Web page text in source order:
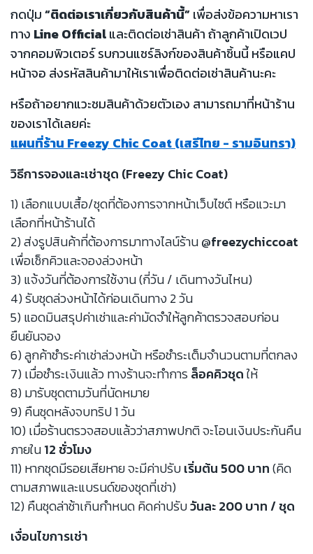
กดปุ่ม“ติดต่อเราเกี่ยวกับสินค้านี้”เพื่อส่งข้อความหาเรา
ทาง Line Officialและติดต่อเช่าสินค้า ถ้าลูกค้าเปิดเวป
จากคอมพิวเตอร์ รบกวนแชร์ลิงก์ของสินค้าชิ้นนี้ หรือแคป
หน้าจอ ส่งรหัสสินค้ามาให้เราเพื่อติดต่อเช่าสินค้านะคะ
หรือถ้าอยากแวะชมสินค้าด้วยตัวเอง สามารถมาที่หน้าร้าน
ของเราได้เลยค่ะ
แผนที่ร้าน Freezy Chic Coat (เสรีไทย - รามอินทรา)
วิธีการจองและเช่าชุด (Freezy Chic Coat)
1) เลือกแบบเสื้อ/ชุดที่ต้องการจากหน้าเว็บไซต์ หรือแวะมา
เลือกที่หน้าร้านได้
2) ส่งรูปสินค้าที่ต้องการมาทางไลน์ร้าน@freezychiccoat
เพื่อเช็กคิวและจองล่วงหน้า
3) แจ้งวันที่ต้องการใช้งาน (กี่วัน / เดินทางวันไหน)
4) รับชุดล่วงหน้าได้ก่อนเดินทาง 2 วัน
5) แอดมินสรุปค่าเช่าและค่ามัดจำให้ลูกค้าตรวจสอบก่อน
ยืนยันจอง
6) ลูกค้าชำระค่าเช่าล่วงหน้า หรือชำระเต็มจำนวนตามที่ตกลง
7) เมื่อชำระเงินแล้ว ทางร้านจะทำการล็อคคิวชุดให้
8) มารับชุดตามวันที่นัดหมาย
9) คืนชุดหลังจบทริป 1 วัน
10) เมื่อร้านตรวจสอบแล้วว่าสภาพปกติ จะโอนเงินประกันคืน
ภายใน12 ชั่วโมง
11) หากชุดมีรอยเสียหาย จะมีค่าปรับเริ่มต้น 500 บาท(คิด
ตามสภาพและแบรนด์ของชุดที่เช่า)
12) คืนชุดล่าช้าเกินกำหนด คิดค่าปรับวันละ 200 บาท / ชุด
เงื่อนไขการเช่า